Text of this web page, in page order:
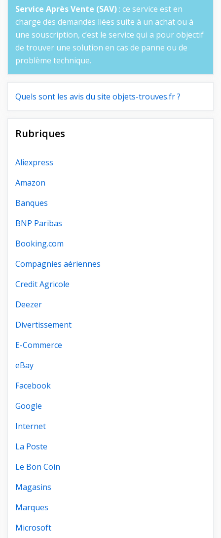
Service Après Vente (SAV) : ce service est en
charge des demandes liées suite à un achat ou à
une souscription, c’est le service qui a pour objectif
de trouver une solution en cas de panne ou de
problème technique.
Quels sont les avis du site objets-trouves.fr ?
Rubriques
Aliexpress
Amazon
Banques
BNP Paribas
Booking.com
Compagnies aériennes
Credit Agricole
Deezer
Divertissement
E-Commerce
eBay
Facebook
Google
Internet
La Poste
Le Bon Coin
Magasins
Marques
Microsoft